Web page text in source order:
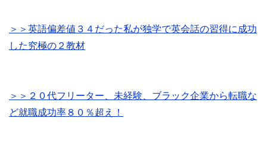
＞＞英語偏差値３４だった私が独学で英会話の習得に成功
した究極の２教材
＞＞２０代フリーター、未経験、ブラック企業から転職な
ど就職成功率８０％超え！